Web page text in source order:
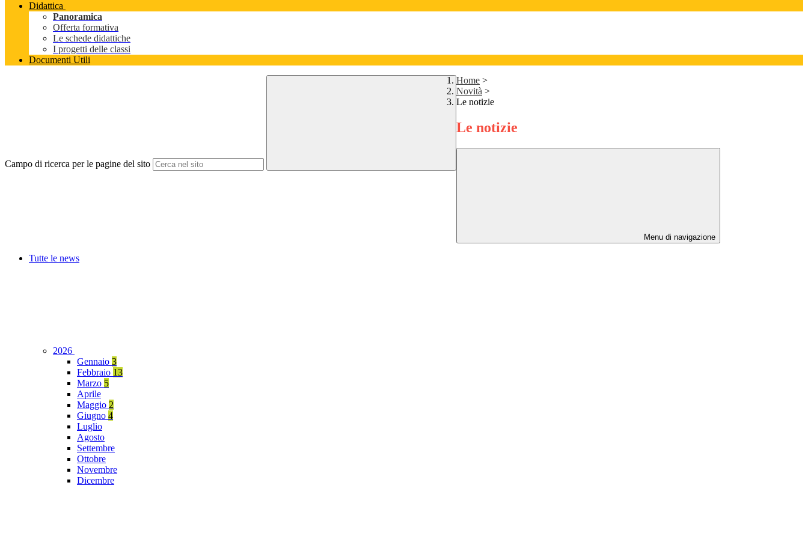
Didattica
Panoramica
Offerta formativa
Le schede didattiche
I progetti delle classi
Documenti Utili
Campo di ricerca per le pagine del sito
Home >
Novità >
Le notizie
Le notizie
Menu di navigazione
Tutte le news
2026
Gennaio 3
Febbraio 13
Marzo 5
Aprile
Maggio 2
Giugno 4
Luglio
Agosto
Settembre
Ottobre
Novembre
Dicembre